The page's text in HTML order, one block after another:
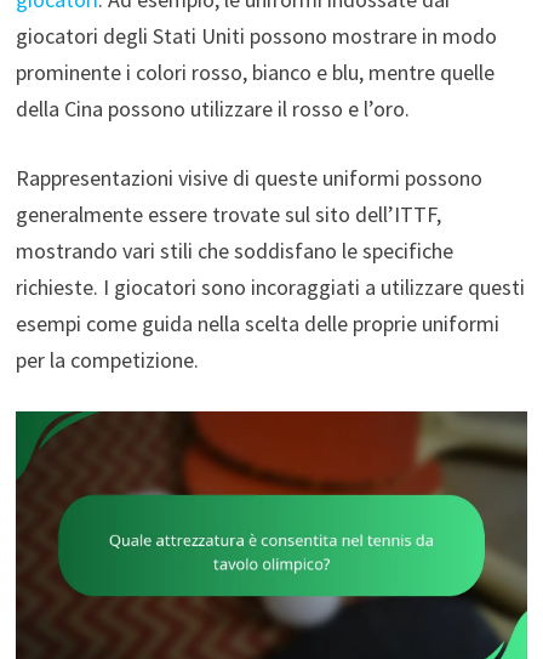
giocatori degli Stati Uniti possono mostrare in modo
prominente i colori rosso, bianco e blu, mentre quelle
della Cina possono utilizzare il rosso e l’oro.
Rappresentazioni visive di queste uniformi possono
generalmente essere trovate sul sito dell’ITTF,
mostrando vari stili che soddisfano le specifiche
richieste. I giocatori sono incoraggiati a utilizzare questi
esempi come guida nella scelta delle proprie uniformi
per la competizione.